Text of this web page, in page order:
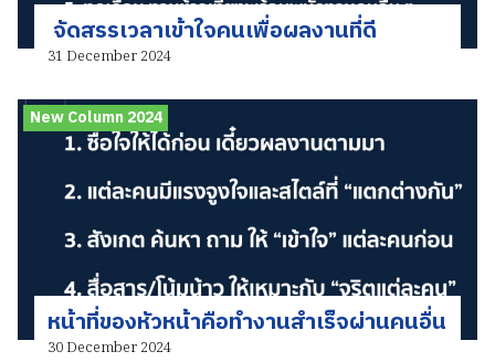
จัดสรรเวลาเข้าใจคนเพื่อผลงานที่ดี
31 December 2024
New Column 2024
หน้าที่ของหัวหน้าคือทำงานสำเร็จผ่านคนอื่น
30 December 2024